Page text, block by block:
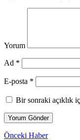
Yorum
Ad *
E-posta *
Bir sonraki açıklık
Önceki Haber